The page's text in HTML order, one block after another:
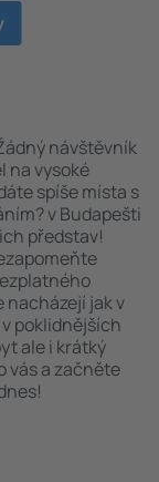
návštěvník
na vysoké
spíše místa s
v Budapešti
představ!
nacházejí jak v
poklidnějších
ale i krátký
vás a začněte